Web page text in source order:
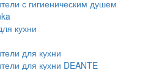
с гигиеническим душем
кухни
для кухни
для кухни DEANTE